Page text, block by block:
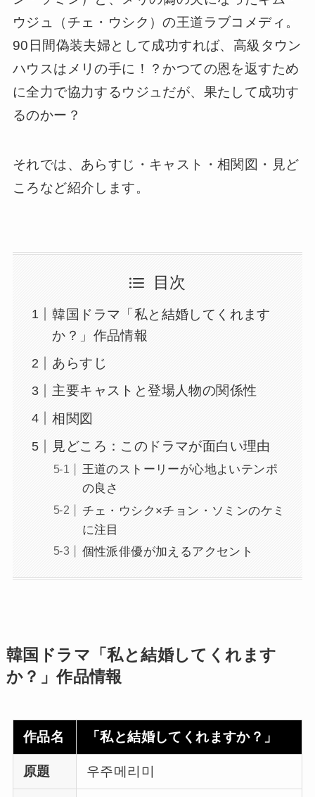
ウジュ（チェ・ウシク）の王道ラブコメディ。
90日間偽装夫婦として成功すれば、高級タウン
ハウスはメリの手に！？かつての恩を返すため
に全力で協力するウジュだが、果たして成功す
るのかー？
それでは、あらすじ・キャスト・相関図・見ど
ころなど紹介します。
目次
韓国ドラマ「私と結婚してくれます
か？」作品情報
あらすじ
主要キャストと登場人物の関係性
相関図
見どころ：このドラマが面白い理由
王道のストーリーが心地よいテンポ
の良さ
チェ・ウシク×チョン・ソミンのケミ
に注目
個性派俳優が加えるアクセント
韓国ドラマ「私と結婚してくれます
か？」作品情報
作品名 「私と結婚してくれますか？」
原題 우주메리미